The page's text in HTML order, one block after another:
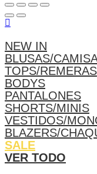
NEW IN
BLUSAS/
TOPS/REMERAS
BODYS
PANTALONES
SHORTS/MINIS
VESTIDOS/
BLAZERS/
SALE
VER TODO